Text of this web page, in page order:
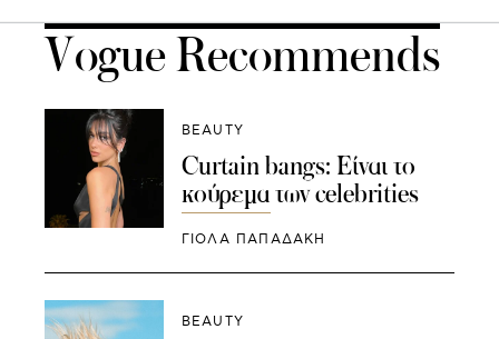
Vogue Recommends
BEAUTY
Curtain bangs: Είναι το
κούρεμα των celebrities
ΓΙΌΛΑ ΠΑΠΑΔΆΚΗ
BEAUTY